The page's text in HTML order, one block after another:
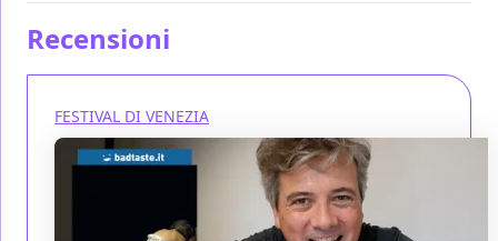
Recensioni
FESTIVAL DI VENEZIA